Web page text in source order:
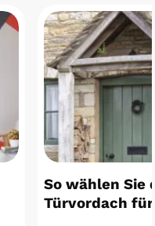
So wählen Sie
Türvordach